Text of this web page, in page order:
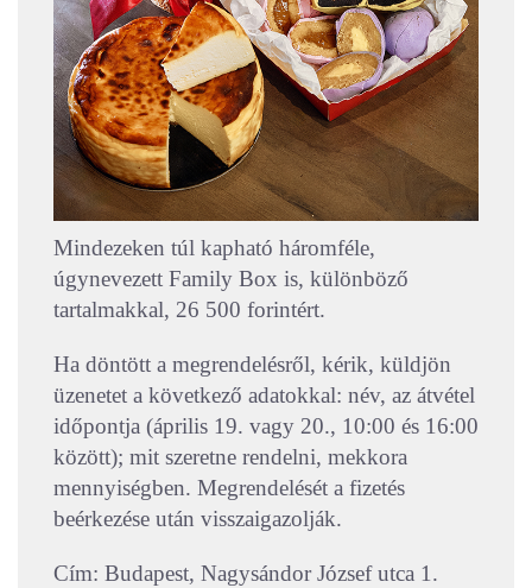
Mindezeken túl kapható háromféle,
úgynevezett Family Box is, különböző
tartalmakkal, 26 500 forintért.
Ha döntött a megrendelésről, kérik, küldjön
üzenetet a következő adatokkal: név, az átvétel
időpontja (április 19. vagy 20., 10:00 és 16:00
között); mit szeretne rendelni, mekkora
mennyiségben. Megrendelését a fizetés
beérkezése után visszaigazolják.
Cím: Budapest, Nagysándor József utca 1.